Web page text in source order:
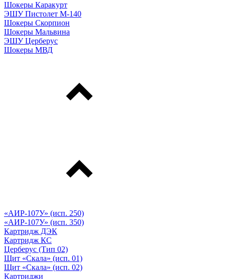
Шокеры Каракурт
ЭШУ Пистолет М-140
Шокеры Скорпион
Шокеры Мальвина
ЭШУ Церберус
Шокеры МВД
«АИР-107У» (исп. 250)
«АИР-107У» (исп. 350)
Картридж ДЭК
Картридж КС
Церберус (Тип 02)
Щит «Скала» (исп. 01)
Щит «Скала» (исп. 02)
Картриджи